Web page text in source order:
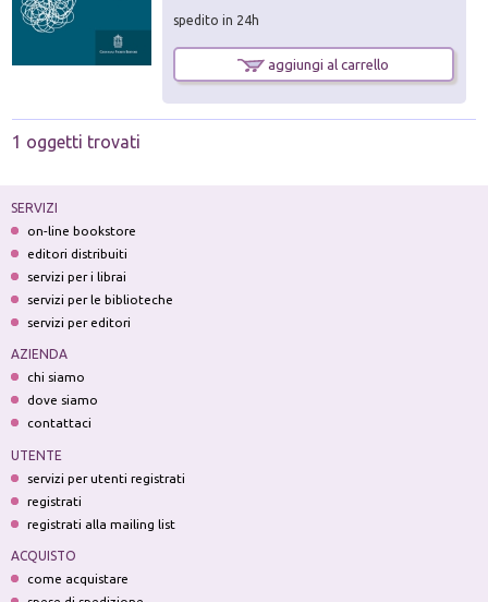
spedito in 24h
aggiungi al carrello
1 oggetti trovati
SERVIZI
on-line bookstore
editori distribuiti
servizi per i librai
servizi per le biblioteche
servizi per editori
AZIENDA
chi siamo
dove siamo
contattaci
UTENTE
servizi per utenti registrati
registrati
registrati alla mailing list
ACQUISTO
come acquistare